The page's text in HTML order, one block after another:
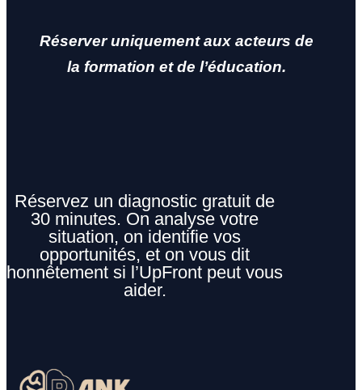
Réserver uniquement aux acteurs de
la formation et de l’éducation.
Réservez un diagnostic gratuit de
30 minutes. On analyse votre
situation, on identifie vos
opportunités, et on vous dit
honnêtement si l’UpFront peut vous
aider.